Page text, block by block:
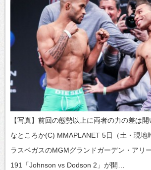
【写真】前回の態勢以上に両者の力の差は
なところか(C) MMAPLANET 5日（土・現地
ラスベガスのMGMグランドガーデン・アリ
191「Johnson vs Dodson 2」が開…